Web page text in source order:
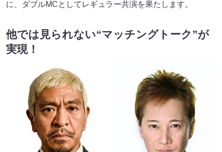
に、ダブルMCとしてレギュラー共演を果たします。
他では見られない“マッチングトーク”が
実現！